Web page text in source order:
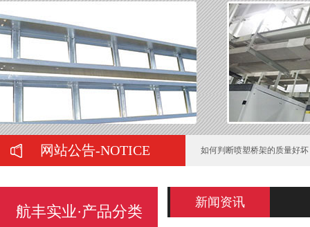
网站公告-NOTICE
梯式热镀锌电缆桥架的防锈
山东电缆桥架：产业高地与
桥架焊接规范要求规范有哪
济南电缆桥架:安装规范与全
如何判断喷塑桥架的质量好
航丰实业·产品分类
新闻资讯